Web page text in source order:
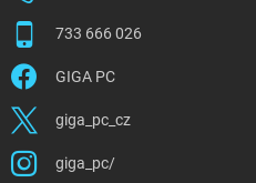
733 666 026
GIGA PC
giga_pc_cz
giga_pc/